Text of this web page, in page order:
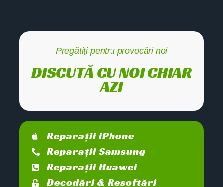
Pregătiți pentru provocări noi
DISCUTĂ CU NOI CHIAR
AZI
Reparații iPhone
Reparații Samsung
Reparații Huawei
Decodări & Resoftări